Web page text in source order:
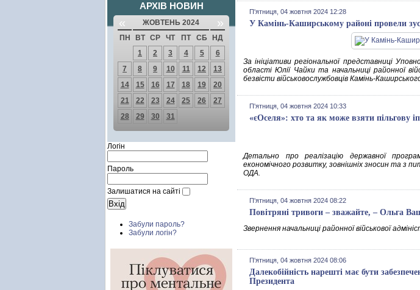
АРХІВ НОВИН
« ЖОВТЕНЬ 2024 »
ПН ВТ СР ЧТ ПТ СБ
НД
1
2 3 4 5
6
7
8 9 10 11 12
13
14
15 16 17 18 19
20
21
22 23 24 25 26
27
28
29 30 31
Логін
Пароль
Залишатися на сайті
Забули пароль?
Забули логін?
П'ятниця, 04 жовтня 2024 12:28
У Камінь-Каширському районі провели
За ініціативи регіональної представниці
області Юлії Чайки та начальниці районної
безвісти військовослужбовців Камінь-
П'ятниця, 04 жовтня 2024 10:33
«єОселя»: хто та як може взяти пільгову
Детально про реалізацію державної
економічного розвитку, зовнішніх зносин та з
ОДА.
П'ятниця, 04 жовтня 2024 08:22
Повітряні тривоги – зважайте, – Ольга
Звернення начальниці районної військової
П'ятниця, 04 жовтня 2024 08:06
Далекобійність нарешті має бути
Президента